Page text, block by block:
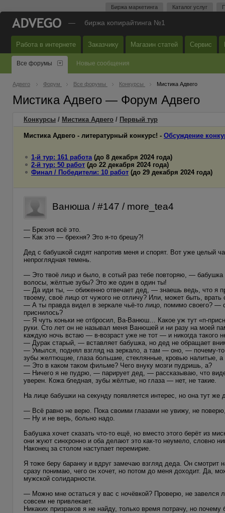
Биржа маркетинга Каталог услуг
— биржа копирайтинга №1
Работа в интернете Заказчику Магазин статей Сервис
Все форумы Новые сообщения
Адвего Форум Все форумы Конкурсы Мистика Адвего
Мистика Адвего — Форум Адвего
Конкурсы / Мистика Адвего / Первый тур
Мистика Адвего - литературный конкурс! - Обсуждение
1-й тур: 161 работа(до 8 декабря 2024 года)
2-й тур: 50 работ (до 22 декабря 2024 года)
Финал / Победители: 10 работ (до 29 декабря 2024 года)
Ванюша / #147 / more_tea4
— Брехня всё это.
— Как это — брехня? Это я-то брешу?!
Дед с бабушкой сидят напротив меня и спорят. Вот уже целый
непроглядная темень.
— Это твоё лицо и было, в сотый раз тебе повторяю, —
волосы, жёлтые зубы? Это же один в один ты!
— Да иди ты, — обиженно отвечает дед, — знаешь ведь, что я
твоему, своё лицо от чужого не отличу? Или, может быть, врать
— А ты правда видел в зеркале чьё-то лицо, помимо своего? —
приснилось?
— Я чуть коньки не отбросил, Ва-Ванюш… Какое уж тут «п-
руки. Сто лет он не называл меня Ванюшей и ни разу на моей
каждую ночь встаю — в-возраст уже не тот — и никогда такого
— Дурак старый, — вставляет бабушка, но дед не обращает
— Умылся, поднял взгляд на зеркало, а там — оно, — почему-
зубы желтющие, глаза большие, стеклянные, кровью налитые,
— Это в каком таком фильме? Чего внуку мозги пудришь, а?
— Ничего я не пудрю, — парирует дед, — рассказываю, что
уверен. Кожа бледная, зубы жёлтые, но глаза — нет, не такие.
На лице бабушки на секунду появляется интерес, но она тут же
— Всё равно не верю. Пока своими глазами не увижу, не
— Ну и не верь, больно надо.
Бабушка хочет сказать что-то ещё, но вместо этого берёт из
они жуют синхронно и оба делают это как-то неумело, словно
Наконец за столом наступает перемирие.
Я тоже беру баранку и вдруг замечаю взгляд деда. Он смотрит
сразу понимаю, чего он хочет, но потом до меня доходит. Да,
мужской солидарности.
— Можно мне остаться у вас с ночёвкой? Проверю, не завелся
совсем не привлекает.
Никаких призраков я не найду, только время потрачу, но